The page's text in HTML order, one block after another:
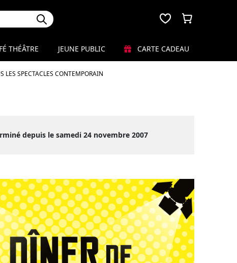
LES SPECTACLES CONTEMPORAIN
THÉÂTRE JEUNE PUBLIC CARTE CADEAU
depuis le samedi 24 novembre 2007